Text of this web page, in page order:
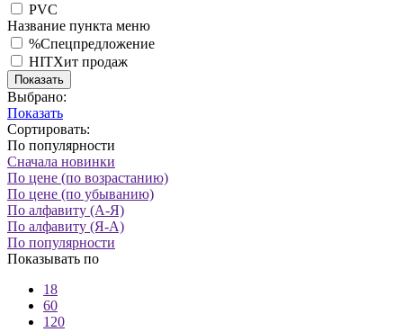
PVC
Название пункта меню
%Спецпредложение
HITХит продаж
Показать
Выбрано:
Показать
Сортировать:
По популярности
Сначала новинки
По цене (по возрастанию)
По цене (по убыванию)
По алфавиту (А-Я)
По алфавиту (Я-А)
По популярности
Показывать по
18
60
120